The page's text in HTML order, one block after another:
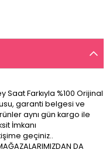
Saat Farkıyla %100 Orijinal
garanti belgesi ve
aynı gün kargo ile
İmkanı
geçiniz..
DA